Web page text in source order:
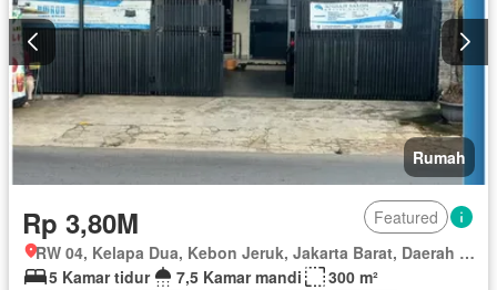
Rumah
Rp 3,80M
Featured
RW 04, Kelapa Dua, Kebon Jeruk, Jakarta Barat, Daerah Khusus Ibukota Jakarta
5 Kamar tidur
7,5 Kamar mandi
300 m²